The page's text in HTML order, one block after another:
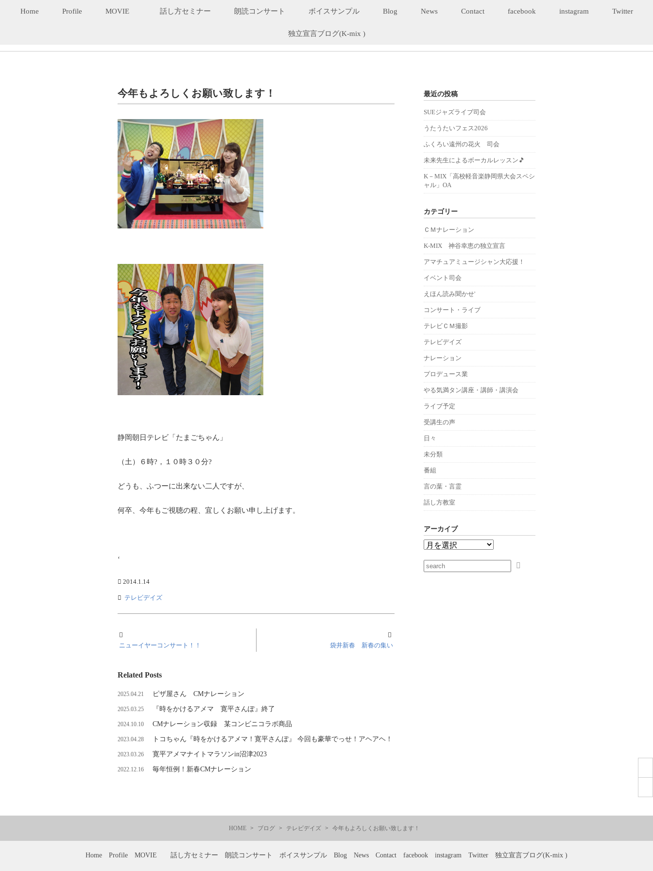
Home Profile MOVIE 話し方セミナー 朗読コンサート ボイスサンプル Blog News Contact facebook instagram Twitter
独立宣言ブログ(K-mix )
今年もよろしくお願い致します！
静岡朝日テレビ「たまごちゃん」
（土）６時?，１０時３０分?
どうも、ふつーに出来ない二人ですが、
何卒、今年もご視聴の程、宜しくお願い申し上げます。
‘
2014.1.14
テレビデイズ
ニューイヤーコンサート！！ 袋井新春 新春の集い
Related Posts
2025.04.21 ピザ屋さん CMナレーション
2025.03.25 『時をかけるアメマ 寛平さんぽ』終了
2024.10.10 CMナレーション収録 某コンビニコラボ商品
2023.04.28 トコちゃん『時をかけるアメマ！寛平さんぽ』 今回も豪華でっせ！アヘアヘ！
2023.03.26 寛平アメマナイトマラソンin沼津2023
2022.12.16 毎年恒例！新春CMナレーション
最近の投稿
SUEジャズライブ司会
うたうたいフェス2026
ふくろい遠州の花火 司会
未来先生によるボーカルレッスン🎵
K－MIX「高校軽音楽静岡県大会スペシ
ャル」OA
カテゴリー
ＣＭナレーション
K-MIX 神谷幸恵の独立宣言
アマチュアミュージシャン大応援！
イベント司会
えほん読み聞かせ'
コンサート・ライブ
テレビＣＭ撮影
テレビデイズ
ナレーション
プロデュース業
やる気満タン講座・講師・講演会
ライブ予定
受講生の声
日々
未分類
番組
言の葉・言霊
話し方教室
アーカイブ
HOME ブログ テレビデイズ 今年もよろしくお願い致します！
Home Profile MOVIE 話し方セミナー 朗読コンサート ボイスサンプル Blog News Contact facebook instagram Twitter 独立宣言ブログ(K-mix )